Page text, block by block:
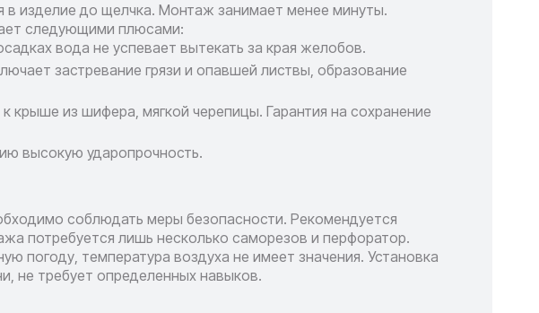
в изделие до щелчка. Монтаж занимает менее минуты.
следующими плюсами:
вода не успевает вытекать за края желобов.
застревание грязи и опавшей листвы, образование
крыше из шифера, мягкой черепицы. Гарантия на сохранение
высокую ударопрочность.
соблюдать меры безопасности. Рекомендуется
потребуется лишь несколько саморезов и перфоратор.
погоду, температура воздуха не имеет значения. Установка
не требует определенных навыков.